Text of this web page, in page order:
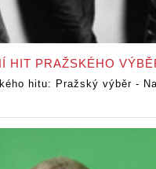
HIT PRAŽSKÉHO
hitu: Pražský výběr -